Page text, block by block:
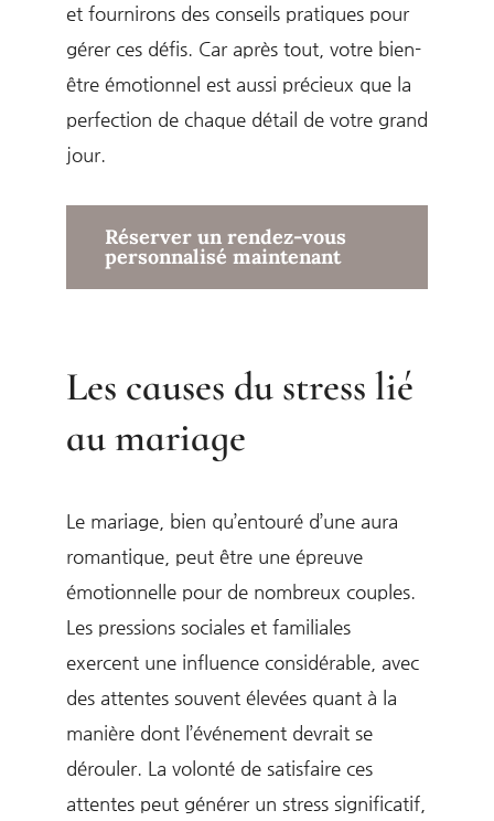
et fournirons des conseils pratiques pour
gérer ces défis. Car après tout, votre bien-
être émotionnel est aussi précieux que la
perfection de chaque détail de votre grand
jour.
Réserver un rendez-vous
personnalisé maintenant
Les causes du stress lié
au mariage
Le mariage, bien qu’entouré d’une aura
romantique, peut être une épreuve
émotionnelle pour de nombreux couples.
Les pressions sociales et familiales
exercent une influence considérable, avec
des attentes souvent élevées quant à la
manière dont l’événement devrait se
dérouler. La volonté de satisfaire ces
attentes peut générer un stress significatif,